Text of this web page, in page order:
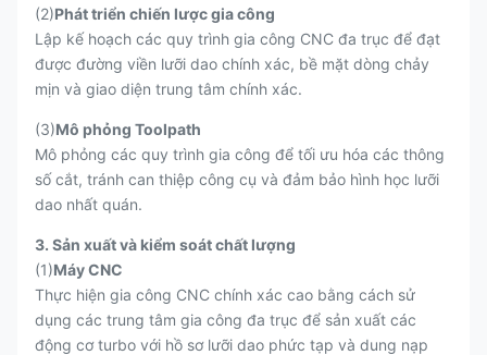
(2)Phát triển chiến lược gia công
Lập kế hoạch các quy trình gia công CNC đa trục để đạt
được đường viền lưỡi dao chính xác, bề mặt dòng chảy
mịn và giao diện trung tâm chính xác.
(3)Mô phỏng Toolpath
Mô phỏng các quy trình gia công để tối ưu hóa các thông
số cắt, tránh can thiệp công cụ và đảm bảo hình học lưỡi
dao nhất quán.
3. Sản xuất và kiểm soát chất lượng
(1)Máy CNC
Thực hiện gia công CNC chính xác cao bằng cách sử
dụng các trung tâm gia công đa trục để sản xuất các
động cơ turbo với hồ sơ lưỡi dao phức tạp và dung nạp